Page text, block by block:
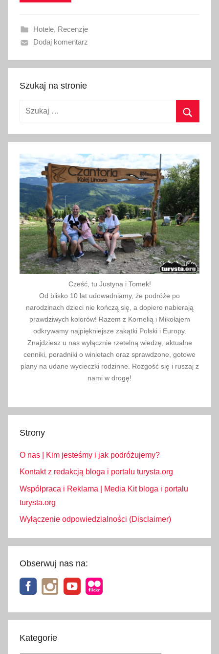
w
n
o
4
m
2
2
3
Hotele, Recenzje
Dodaj komentarz
Szukaj na stronie
Szukaj:
Cześć, tu Justyna i Tomek!
Od blisko 10 lat udowadniamy, że podróże po
narodzinach dzieci nie kończą się, a dopiero nabierają
prawdziwych kolorów! Razem z Kornelią i Mikołajem
odkrywamy najpiękniejsze zakątki Polski i Europy.
Znajdziesz u nas wyłącznie rzetelną wiedzę, aktualne
cenniki, poradniki o winietach oraz sprawdzone, gotowe
plany na udane wycieczki rodzinne. Rozgość się i ruszaj z
nami w drogę!
Strony
O nas | Kim jesteśmy i jak podróżujemy?
Kontakt z redakcją bloga i portalu turysta.org
Współpraca i Reklama | Media Kit bloga i portalu
turysta.org
Wyłączenie odpowiedzialności (Disclaimer)
Obserwuj nas na:
Kategorie